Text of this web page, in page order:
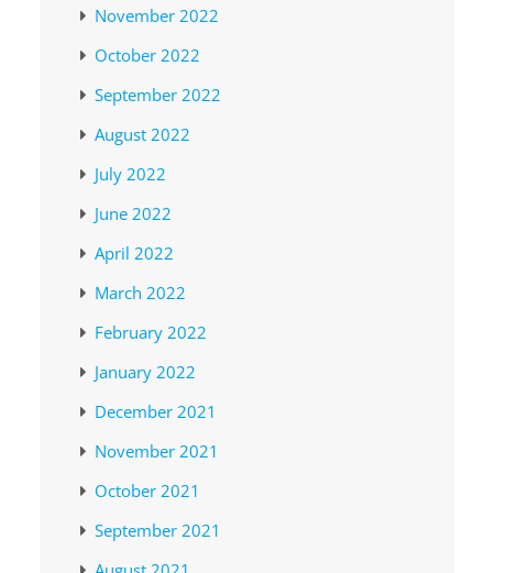
November 2022
October 2022
September 2022
August 2022
July 2022
June 2022
April 2022
March 2022
February 2022
January 2022
December 2021
November 2021
October 2021
September 2021